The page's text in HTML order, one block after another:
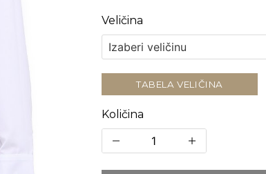
Veličina
TABELA VELIČINA
Količina